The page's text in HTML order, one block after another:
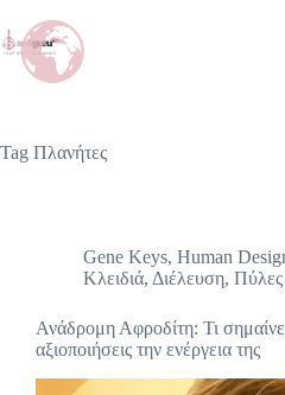
Tag Πλανήτες
Gene Keys, Human
Κλειδιά, Διέλευση, Πύλες
Ανάδρομη Αφροδίτη: Τι
αξιοποιήσεις την ενέργεια της